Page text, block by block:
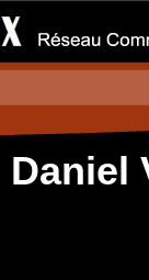
Daniel